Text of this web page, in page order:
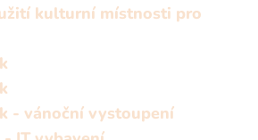
kulturní místnosti pro
- vánoční vystoupení